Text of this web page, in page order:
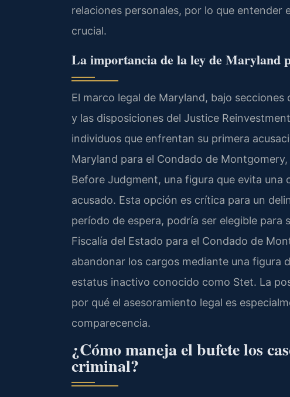
relaciones personales, por lo que entender
crucial.
La importancia de la ley de Maryland
El marco legal de Maryland, bajo
y las disposiciones del Justice
individuos que enfrentan su primera
Maryland para el Condado de
Before Judgment, una figura que evita una
acusado. Esta opción es crítica para un
período de espera, podría ser elegible
Fiscalía del Estado para el Condado de
abandonar los cargos mediante una figura
estatus inactivo conocido como Stet. La
por qué el asesoramiento legal es
comparecencia.
¿Cómo maneja el bufete los
criminal?